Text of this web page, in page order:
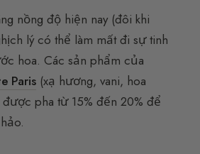
nồng độ hiện nay (đôi khi
lý có thể làm mất đi sự tinh
hoa. Các sản phẩm của
Paris (xạ hương, vani, hoa
được pha từ 15% đến 20% để